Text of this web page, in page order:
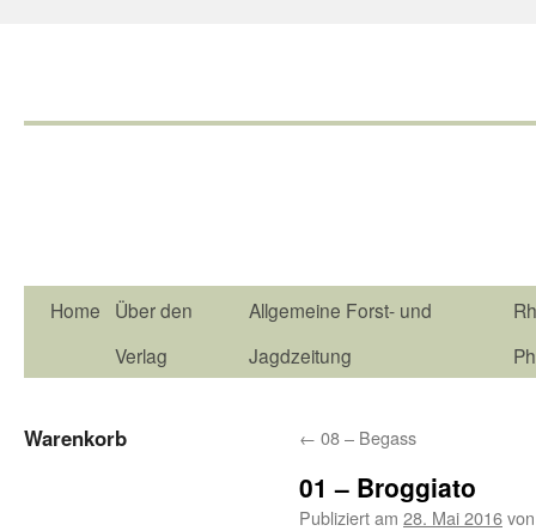
Home
Über den
Verlag
Allgemeine Forst- und
Jagdzeitung
← 08 – Begass
01 – Broggiato
Publiziert am 28. Mai 2016von
Warenkorb